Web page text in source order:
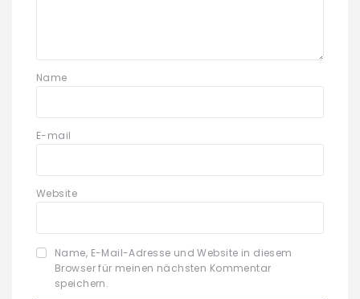
Name
E-mail
Website
Name, E-Mail-Adresse und Website in diesem
Browser für meinen nächsten Kommentar
speichern.